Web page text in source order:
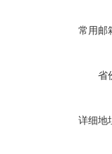
常用邮
省
详细地